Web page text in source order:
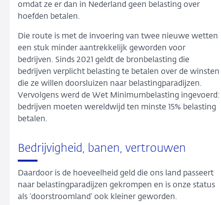
omdat ze er dan in Nederland geen belasting over
hoefden betalen.
Die route is met de invoering van twee nieuwe wetten
een stuk minder aantrekkelijk geworden voor
bedrijven. Sinds 2021 geldt de bronbelasting die
bedrijven verplicht belasting te betalen over de winsten
die ze willen doorsluizen naar belastingparadijzen.
Vervolgens werd de Wet Minimumbelasting ingevoerd:
bedrijven moeten wereldwijd ten minste 15% belasting
betalen.
Bedrijvigheid, banen, vertrouwen
Daardoor is de hoeveelheid geld die ons land passeert
naar belastingparadijzen gekrompen en is onze status
als ‘doorstroomland’ ook kleiner geworden.